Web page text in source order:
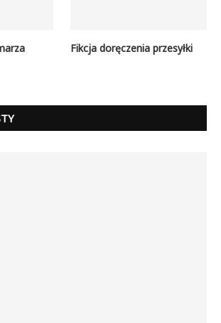
Fikcja doręczenia przesyłki